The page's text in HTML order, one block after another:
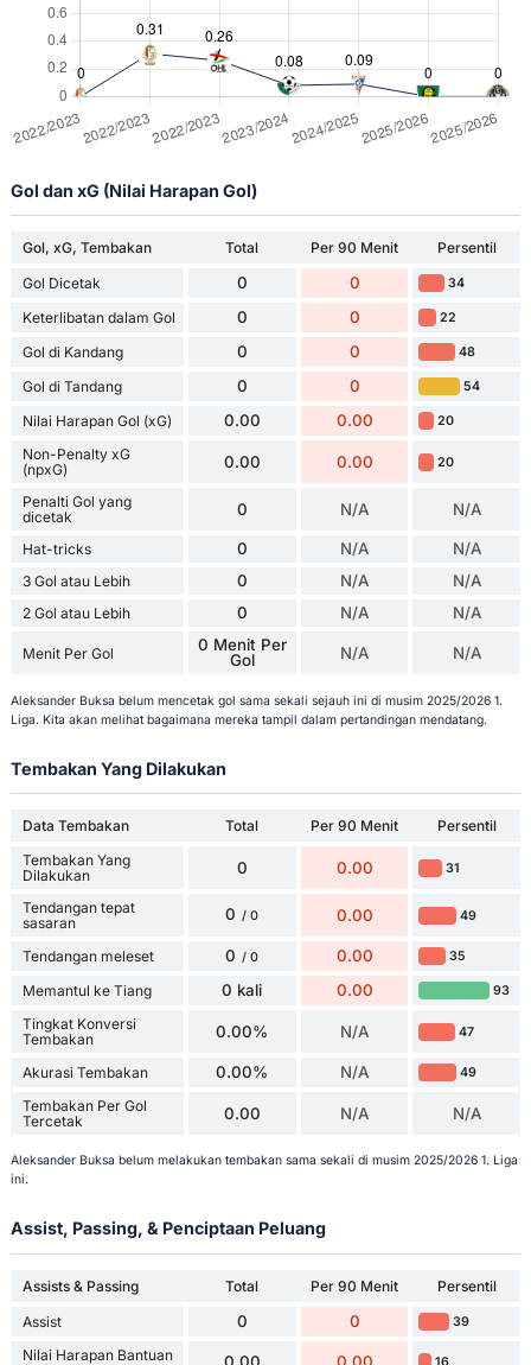
Gol dan xG (Nilai Harapan Gol)
Gol, xG, Tembakan Total Per 90 Menit
Persentil
Gol Dicetak
0 0 34
Keterlibatan dalam Gol 0 0 22
Gol di Kandang 0 0 48
Gol di Tandang 0 0 54
Nilai Harapan Gol (xG) 0.00 0.00 20
Non-Penalty xG
(npxG)
0.00 0.00 20
Penalti Gol yang
dicetak
0 N/A N/A
Hat-tricks 0 N/A N/A
3 Gol atau Lebih 0 N/A N/A
2 Gol atau Lebih 0 N/A N/A
Menit Per Gol
0 Menit Per
Gol
N/A N/A
Aleksander Buksa belum mencetak gol sama sekali sejauh ini di musim 2025/2026 1.
Liga. Kita akan melihat bagaimana mereka tampil dalam pertandingan mendatang.
Tembakan Yang Dilakukan
Data Tembakan Total Per 90 Menit
Persentil
Tembakan Yang
Dilakukan
0 0.00 31
Tendangan tepat
sasaran
0 / 0 0.00 49
Tendangan meleset 0 / 0 0.00 35
Memantul ke Tiang 0 kali 0.00 93
Tingkat Konversi
Tembakan
0.00% N/A 47
Akurasi Tembakan 0.00% N/A 49
Tembakan Per Gol
Tercetak
0.00 N/A N/A
Aleksander Buksa belum melakukan tembakan sama sekali di musim 2025/2026 1. Liga
ini.
Assist, Passing, & Penciptaan Peluang
Assists & Passing Total Per 90 Menit
Persentil
Assist
0 0 39
Nilai Harapan Bantuan